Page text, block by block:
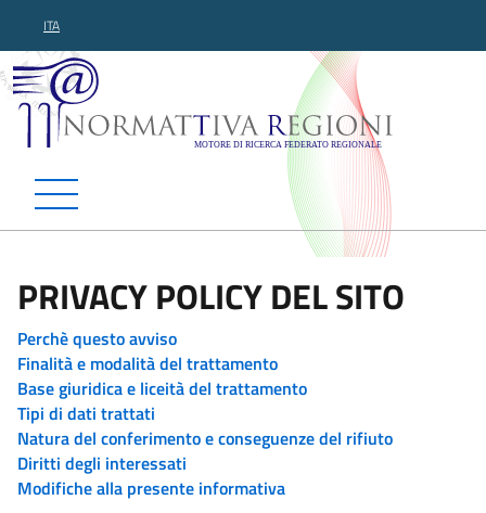
ITA
Normattiva Regioni -
PRIVACY POLICY DEL SITO
Perchè questo avviso
Finalità e modalità del trattamento
Base giuridica e liceità del trattamento
Tipi di dati trattati
Natura del conferimento e conseguenze del rifiuto
Diritti degli interessati
Modifiche alla presente informativa